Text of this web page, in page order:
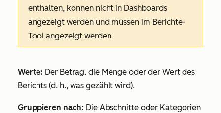
enthalten, können nicht in Dashboards
angezeigt werden und müssen im Berichte-
Tool angezeigt werden.
Werte: Der Betrag, die Menge oder der Wert des
Berichts (d. h., was gezählt wird).
Gruppieren nach: Die Abschnitte oder Kategorien